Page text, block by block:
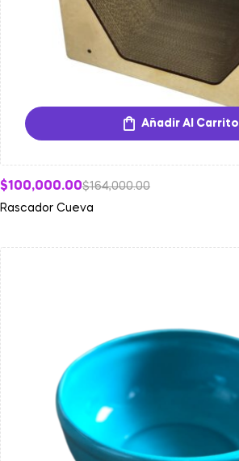
Añadir Al Carrito
$164,000.00
$100,000.00
Rascador Cueva